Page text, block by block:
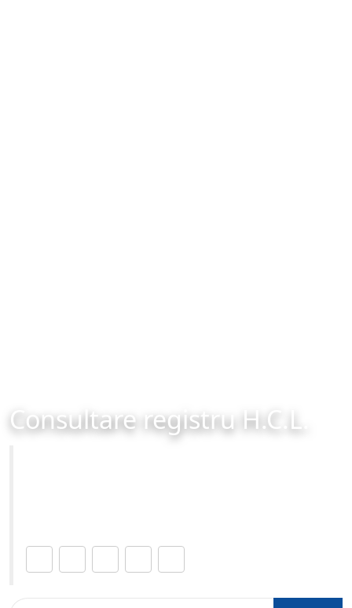
Consultare registru H.C.L.